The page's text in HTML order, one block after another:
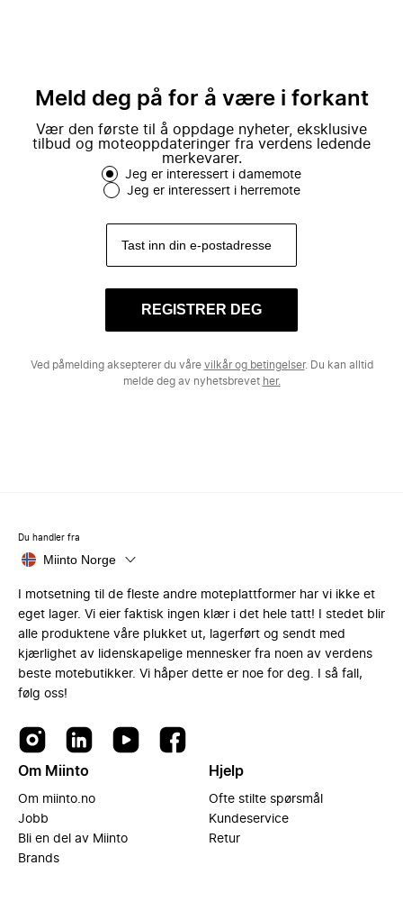
Meld deg på for å være i forkant
Vær den første til å oppdage nyheter, eksklusive
tilbud og moteoppdateringer fra verdens ledende
merkevarer.
Jeg er interessert i damemote
Jeg er interessert i herremote
REGISTRER DEG
Ved påmelding aksepterer du våre vilkår og betingelser. Du kan alltid
melde deg av nyhetsbrevet her.
Du handler fra
Miinto Norge
I motsetning til de fleste andre moteplattformer har vi ikke et
eget lager. Vi eier faktisk ingen klær i det hele tatt! I stedet blir
alle produktene våre plukket ut, lagerført og sendt med
kjærlighet av lidenskapelige mennesker fra noen av verdens
beste motebutikker. Vi håper dette er noe for deg. I så fall,
følg oss!
Om Miinto
Om miinto.no
Jobb
Bli en del av Miinto
Brands
Hjelp
Ofte stilte spørsmål
Kundeservice
Retur